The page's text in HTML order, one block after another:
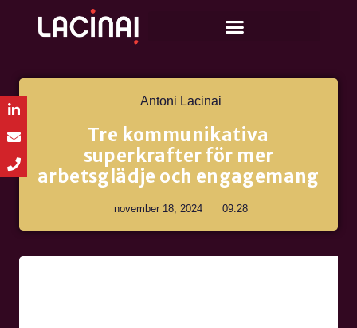
Antoni Lacinai
Tre kommunikativa
superkrafter för mer
arbetsglädje och engagemang
november 18, 2024 09:28